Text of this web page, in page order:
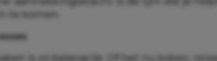
te komen.
is zó belangrijk. Of het nu koken,